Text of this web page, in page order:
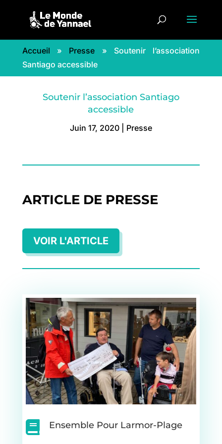
Accueil » Presse » Soutenir l’association
Santiago accessible
Soutenir l’association Santiago
accessible
Juin 17, 2020| Presse
ARTICLE DE PRESSE
VOIR L'ARTICLE
 Ensemble Pour Larmor-Plage